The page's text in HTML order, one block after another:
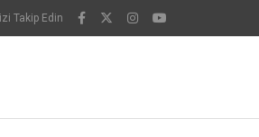
Takip Edin